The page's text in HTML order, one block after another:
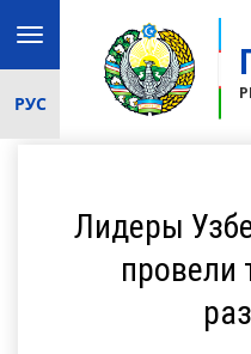
Toggle
navigation
РУС
Лидеры
провели